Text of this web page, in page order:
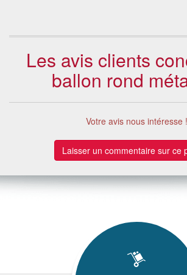
Les avis clients
ballon rond
Votre avis nous intéresse !
Laisser un commentaire sur ce